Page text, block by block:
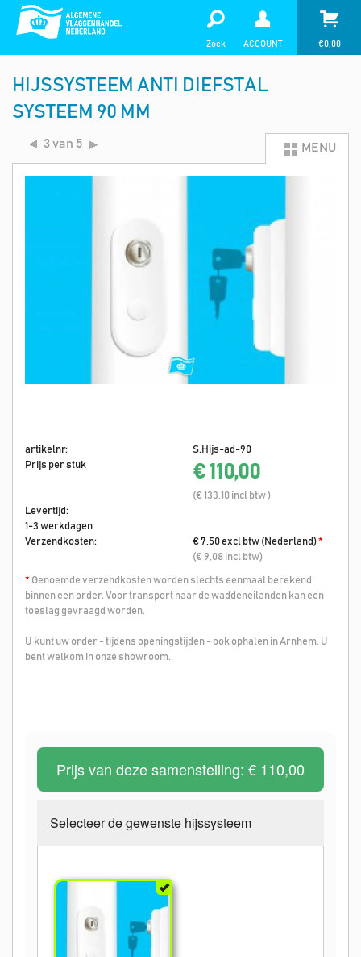
Zoek ACCOUNT €0,00
HIJSSYSTEEM ANTI DIEFSTAL
SYSTEEM 90 MM
3 van 5 MENU
artikelnr:
S.Hijs-ad-90
Prijs per stuk
€ 110,00
(€ 133,10 incl btw )
Levertijd:
1-3 werkdagen
Verzendkosten:
€ 7,50 excl btw (Nederland)*
(€ 9,08 incl btw)
* Genoemde verzendkosten worden slechts eenmaal berekend
binnen een order. Voor transport naar de waddeneilanden kan een
toeslag gevraagd worden.
U kunt uw order - tijdens openingstijden - ook ophalen in Arnhem. U
bent welkom in onze showroom.
Prijs van deze samenstelling: € 110,00
Selecteer de gewenste hijssysteem